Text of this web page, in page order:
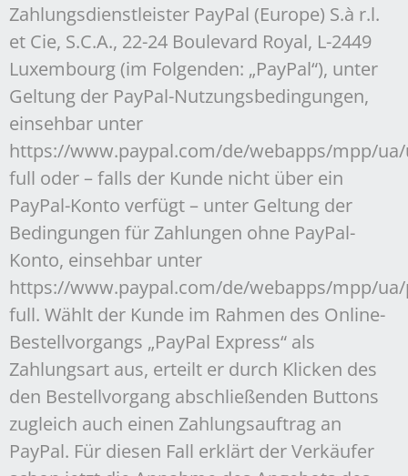
Zahlungsdienstleister PayPal (Europe) S.à r.l.
et Cie, S.C.A., 22-24 Boulevard Royal, L-2449
Luxembourg (im Folgenden: „PayPal“), unter
Geltung der PayPal-Nutzungsbedingungen,
einsehbar unter
https://www.paypal.com/de/webapps/mpp/
full oder – falls der Kunde nicht über ein
PayPal-Konto verfügt – unter Geltung der
Bedingungen für Zahlungen ohne PayPal-
Konto, einsehbar unter
https://www.paypal.com/de/webapps/mpp/
full. Wählt der Kunde im Rahmen des Online-
Bestellvorgangs „PayPal Express“ als
Zahlungsart aus, erteilt er durch Klicken des
den Bestellvorgang abschließenden Buttons
zugleich auch einen Zahlungsauftrag an
PayPal. Für diesen Fall erklärt der Verkäufer